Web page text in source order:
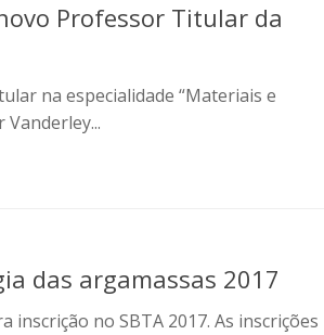
Professor Titular da
na especialidade “Materiais e
das argamassas 2017
no SBTA 2017. As inscrições